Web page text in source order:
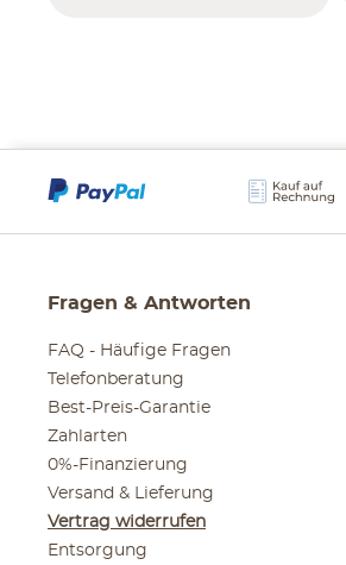
Fragen & Antworten
FAQ - Häufige Fragen
Telefonberatung
Best-Preis-Garantie
Zahlarten
0%-Finanzierung
Versand & Lieferung
Vertrag widerrufen
Entsorgung